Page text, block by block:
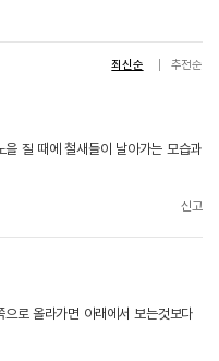
최신순 추천순
질 때에 철새들이 날아가는 모습과
신고
로 올라가면 아래에서 보는것보다